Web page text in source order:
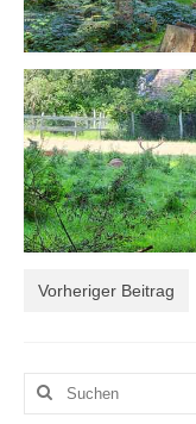
Vorheriger Beitrag
Suche